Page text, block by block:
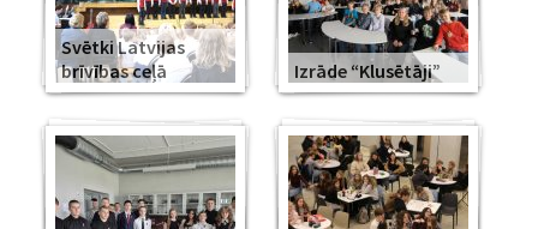
Svētki Latvijas
brīvības ceļā
Izrāde “Klusētāji”